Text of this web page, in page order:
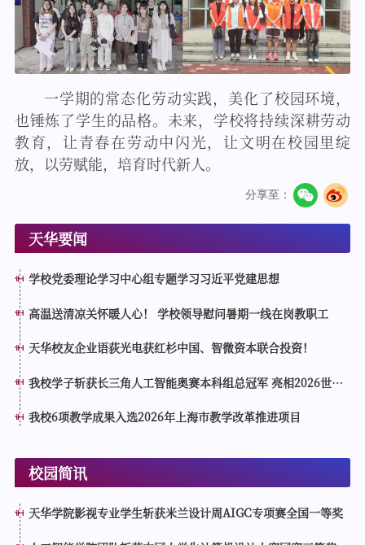
分享至：
一学期的常态化劳动实践，美化了校园环境，
也锤炼了学生的品格。未来，学校将持续深耕劳动
教育，让青春在劳动中闪光，让文明在校园里绽
放，以劳赋能，培育时代新人。
天华要闻
学校党委理论学习中心组专题学习习近平党建思想
高温送清凉关怀暖人心！ 学校领导慰问暑期一线在岗教职工
天华校友企业语荻光电获红杉中国、智微资本联合投资！
我校学子斩获长三角人工智能奥赛本科组总冠军 亮相2026世界
我校6项教学成果入选2026年上海市教学改革推进项目
校园简讯
天华学院影视专业学生斩获米兰设计周AIGC专项赛全国一等奖